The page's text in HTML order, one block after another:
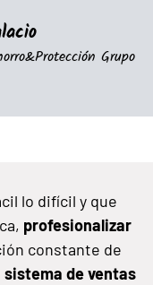
Grupo
lo difícil y que
profesionalizar
constante de
sistema de ventas